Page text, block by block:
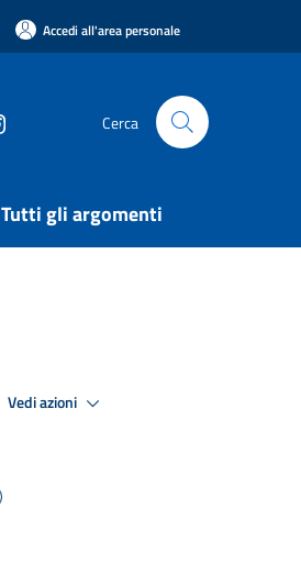
Accedi all'area personale
Cerca
Tutti gli argomenti
Vedi azioni